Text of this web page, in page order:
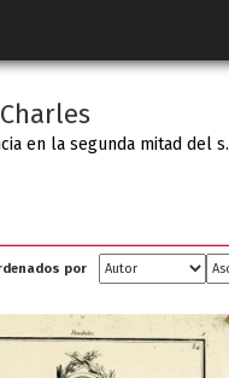
en la segunda mitad del
por